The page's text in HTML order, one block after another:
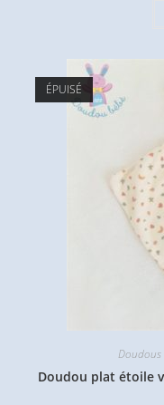
ÉPUISÉ
Doudous
Doudou plat étoile